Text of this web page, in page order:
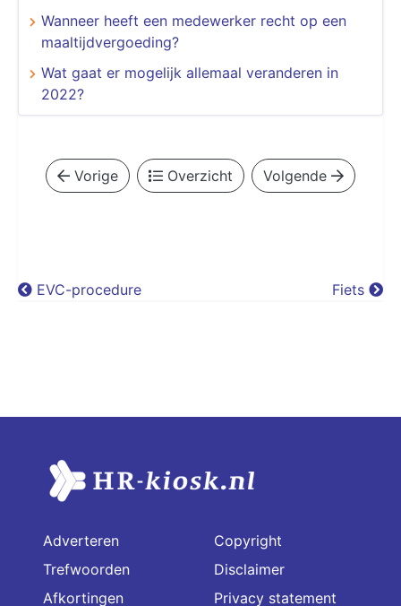
Wanneer heeft een medewerker recht op een
maaltijdvergoeding?
Wat gaat er mogelijk allemaal veranderen in
2022?
Vorige Overzicht Volgende
EVC-procedure Fiets
Adverteren
Trefwoorden
Afkortingen
Copyright
Disclaimer
Privacy statement